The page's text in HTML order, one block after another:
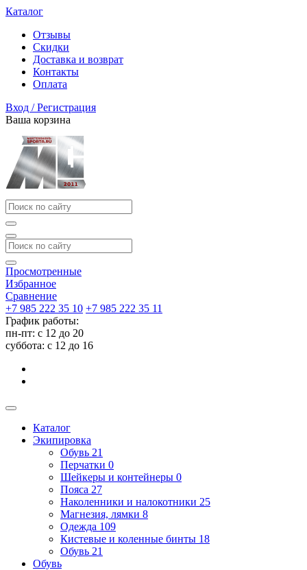
Каталог
Отзывы
Скидки
Доставка и возврат
Контакты
Оплата
Вход / Регистрация
Ваша корзина
Просмотренные
Избранное
Сравнение
+7 985 222 35 10 +7 985 222 35 11
График работы:
пн-пт: с 12 до 20
суббота: c 12 до 16
Каталог
Экипировка
Обувь 21
Перчатки 0
Шейкеры и контейнеры 0
Пояса 27
Наколенники и налокотники 25
Магнезия, лямки 8
Одежда 109
Кистевые и коленные бинты 18
Обувь 21
Обувь